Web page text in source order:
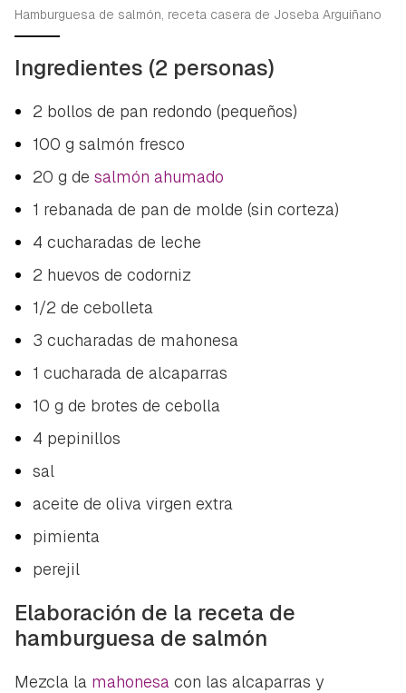
Hamburguesa de salmón, receta casera de Joseba Arguiñano
Ingredientes (2 personas)
2 bollos de pan redondo (pequeños)
100 g salmón fresco
20 g de salmón ahumado
1 rebanada de pan de molde (sin corteza)
4 cucharadas de leche
2 huevos de codorniz
1/2 de cebolleta
3 cucharadas de mahonesa
1 cucharada de alcaparras
10 g de brotes de cebolla
4 pepinillos
sal
aceite de oliva virgen extra
pimienta
perejil
Elaboración de la receta de
hamburguesa de salmón
Mezcla la mahonesa con las alcaparras y